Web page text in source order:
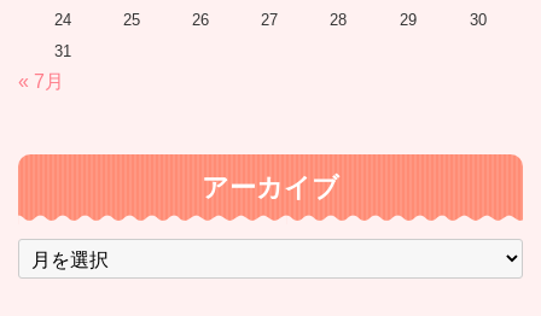
24
25 26 27 28 29
30
31
« 7月
アーカイブ
ア
ー